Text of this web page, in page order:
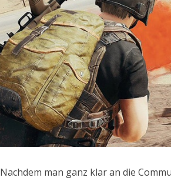
Nachdem man ganz klar an die